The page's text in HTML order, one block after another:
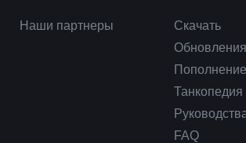
Наши партнеры
Скачать
Обновления
Танкопедия
FAQ